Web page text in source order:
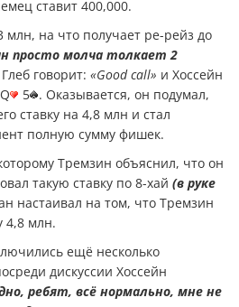
ставит 400,000.
млн, на что получает ре-рейз до
просто молча толкает 2
говорит: «Good call» и Хоссейн
5 . Оказывается, он подумал,
ставку на 4,8 млн и стал
полную сумму фишек.
Тремзин объяснил, что он
такую ставку по 8-хай (в руке
настаивал на том, что Тремзин
4,8 млн.
ещё несколько
дискуссии Хоссейн
ребят, всё нормально, мне не